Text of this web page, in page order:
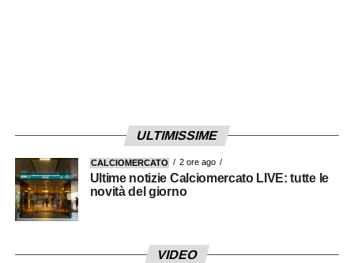
ULTIMISSIME
CALCIOMERCATO 2 ore ago
Ultime notizie Calciomercato LIVE: tutte le
novità del giorno
VIDEO